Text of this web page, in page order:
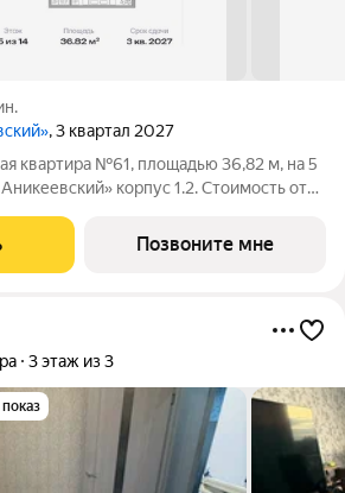
, 3 квартал 2027
квартира №61, площадью 36,82 м, на 5
корпус 1.2. Стоимость от
улицу. Проект расположился в
Позвоните мне
3 этаж из 3